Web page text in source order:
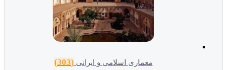
معماری اسلامی و ایرانی (303)